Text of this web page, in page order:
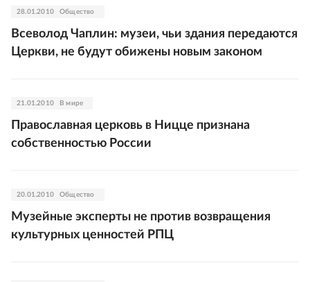
28.01.2010 Общество
Всеволод Чаплин: музеи, чьи здания передаются
Церкви, не будут обижены новым законом
21.01.2010 В мире
Православная церковь в Ницце признана
собственностью России
20.01.2010 Общество
Музейные эксперты не против возвращения
культурных ценностей РПЦ